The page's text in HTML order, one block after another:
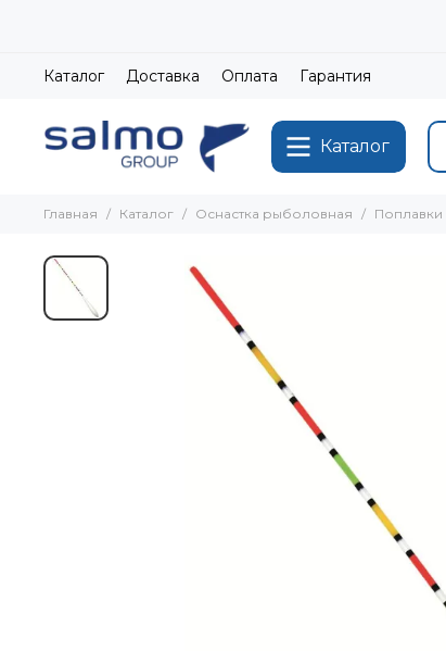
Каталог Доставка Оплата Гарантия
Каталог
Главная Каталог Оснастка рыболовная Поплавки